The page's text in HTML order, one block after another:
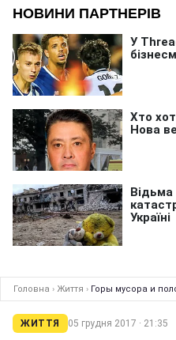
Головна › Життя › Горы мусора и
ЖИТТЯ 05 грудня 2017 · 21:35